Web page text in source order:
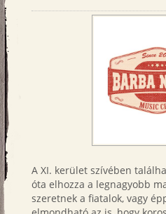
A XI. kerület szívében
óta elhozza a legnagyobb
szeretnek a fiatalok, vagy